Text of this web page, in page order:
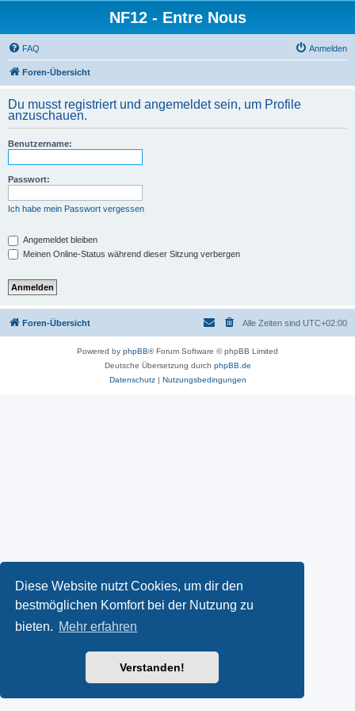
Diese Website nutzt Cookies, um dir den
bestmöglichen Komfort bei der Nutzung zu
bieten. Mehr erfahren
Verstanden!
NF12 - Entre Nous
FAQ Anmelden
Foren-Übersicht
Du musst registriert und angemeldet sein, um Profile
anzuschauen.
Benutzername:
Passwort:
Ich habe mein Passwort vergessen
Angemeldet bleiben
Meinen Online-Status während dieser Sitzung verbergen
Foren-Übersicht Alle Zeiten sind UTC+02:00
Powered by phpBB® Forum Software © phpBB Limited
Deutsche Übersetzung durch phpBB.de
Datenschutz| Nutzungsbedingungen